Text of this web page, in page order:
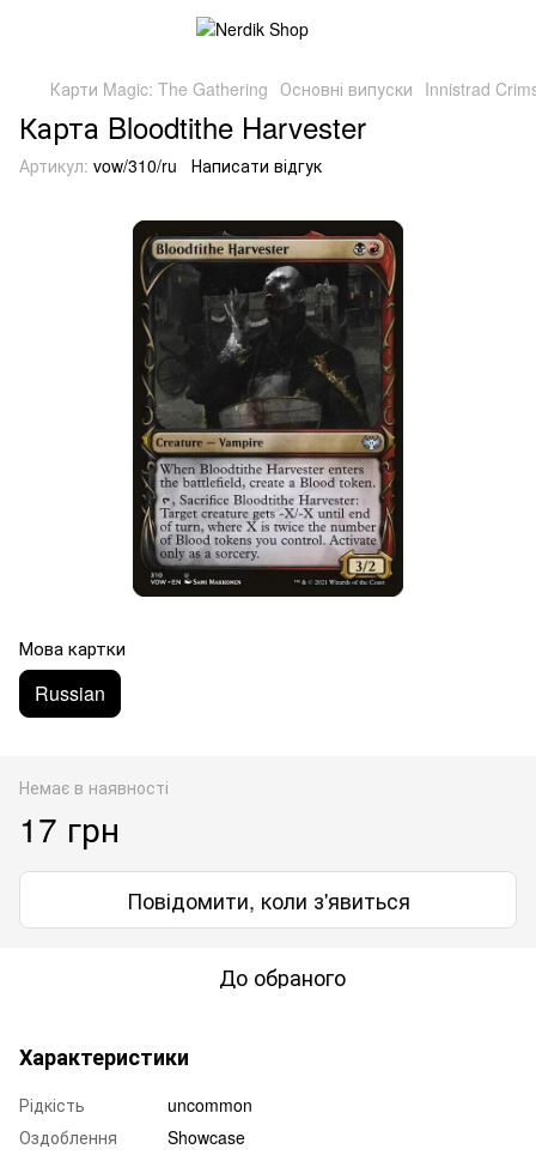
Карти Magic: The Gathering Основні випуски Innistrad
Карта Bloodtithe Harvester
Артикул: vow/310/ru Написати відгук
Мова картки
Russian
Немає в наявності
17 грн
Повідомити, коли з'явиться
До обраного
Характеристики
Рідкість
uncommon
Оздоблення
Showcase